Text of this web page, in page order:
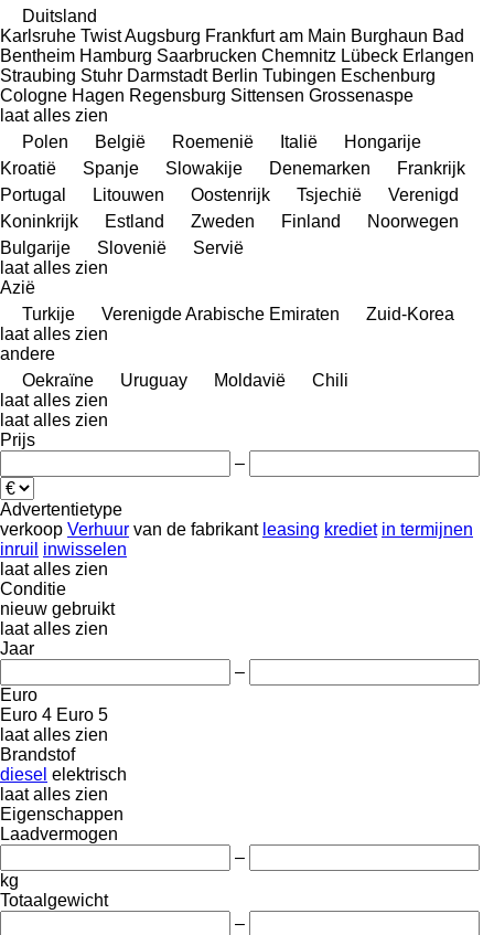
Duitsland
Karlsruhe TwistAugsburg Frankfurt am Main Burghaun Bad
Bentheim Hamburg Saarbrucken Chemnitz Lübeck Erlangen
Straubing Stuhr Darmstadt Berlin Tubingen Eschenburg
Cologne Hagen Regensburg Sittensen Grossenaspe
laat alles zien
Polen
België Roemenië Italië
Hongarije
Kroatië
Spanje Slowakije Denemarken
Frankrijk
Portugal
Litouwen Oostenrijk Tsjechië
Verenigd
Koninkrijk
Estland Zweden Finland
Noorwegen
Bulgarije
Slovenië
Servië
laat alles zien
Azië
Turkije
Verenigde Arabische Emiraten
Zuid-Korea
laat alles zien
andere
Oekraïne
Uruguay Moldavië
Chili
laat alles zien
laat alles zien
Prijs
–
Advertentietype
verkoop Verhuur van de fabrikant leasing krediet in termijnen
inruil inwisselen
laat alles zien
Conditie
nieuw gebruikt
laat alles zien
Jaar
–
Euro
Euro 4 Euro 5
laat alles zien
Brandstof
diesel elektrisch
laat alles zien
Eigenschappen
Laadvermogen
–
kg
Totaalgewicht
–